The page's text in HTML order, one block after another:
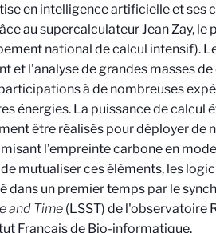
en intelligence artificielle et ses
au supercalculateur Jean Zay, le
national de calcul intensif).
l’analyse de grandes masses de
à de nombreuses
énergies. La puissance de calcul
être réalisés pour déployer de
l’empreinte carbone en
mutualiser ces éléments, les
dans un premier temps par le
and Time(LSST) de l'observatoire
Français de Bio-informatique.